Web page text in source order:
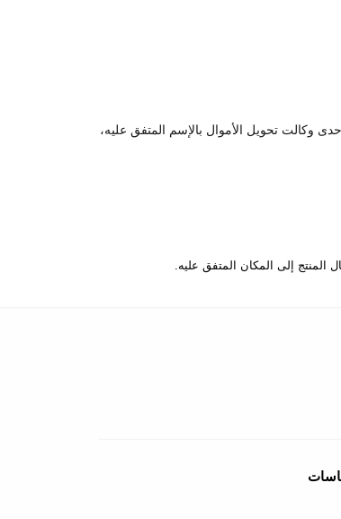
وكالت تحويل الأموال بالإسم المتفق عليه،